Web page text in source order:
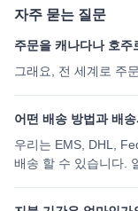
자주 묻는 질문
주문을 캐나다나 호주
그래요, 전 세계로 주
어떤 배송 방법과 배
우리는 EMS, DHL,
배송 할 수 있습니다.